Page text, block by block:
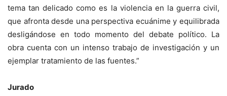
tema tan delicado como es la violencia en la guerra civil,
que afronta desde una perspectiva ecuánime y equilibrada
desligándose en todo momento del debate político. La
obra cuenta con un intenso trabajo de investigación y un
ejemplar tratamiento de las fuentes.”
Jurado